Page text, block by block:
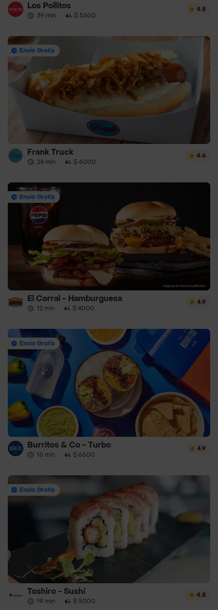
Los Pollitos
39 min · $ 5500
4.8
Envío Gratis
Frank Truck
24 min · $ 6000
4.6
Envío Gratis
El Corral - Hamburguesa
12 min · $ 4000
4.9
Envío Gratis
Burritos & Co - Turbo
15 min · $ 6500
4.9
Envío Gratis
Toshiro - Sushi
19 min · $ 5000
4.8